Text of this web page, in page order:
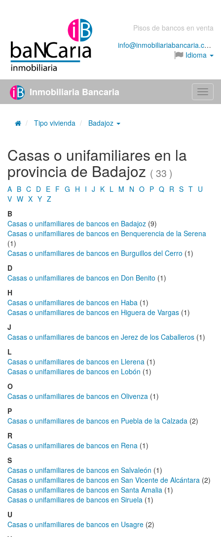
Pisos de bancos en venta
info@inmobiliariabancaria.com
Idioma
Menú
Inmobiliaria Bancaria
Tipo vivienda Badajoz
Casas o unifamiliares en la
provincia de Badajoz ( 33 )
A B C D E F G H I J K L M N O P Q R S T U
V W X Y Z
B
Casas o unifamiliares de bancos en Badajoz (9)
Casas o unifamiliares de bancos en Benquerencia de la Serena
(1)
Casas o unifamiliares de bancos en Burguillos del Cerro (1)
D
Casas o unifamiliares de bancos en Don Benito (1)
H
Casas o unifamiliares de bancos en Haba (1)
Casas o unifamiliares de bancos en Higuera de Vargas (1)
J
Casas o unifamiliares de bancos en Jerez de los Caballeros (1)
L
Casas o unifamiliares de bancos en Llerena (1)
Casas o unifamiliares de bancos en Lobón (1)
O
Casas o unifamiliares de bancos en Olivenza (1)
P
Casas o unifamiliares de bancos en Puebla de la Calzada (2)
R
Casas o unifamiliares de bancos en Rena (1)
S
Casas o unifamiliares de bancos en Salvaleón (1)
Casas o unifamiliares de bancos en San Vicente de Alcántara (2)
Casas o unifamiliares de bancos en Santa Amalia (1)
Casas o unifamiliares de bancos en Siruela (1)
U
Casas o unifamiliares de bancos en Usagre (2)